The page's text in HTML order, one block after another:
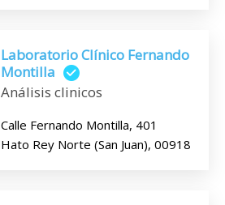
Laboratorio Clínico Fernando
Montilla
Análisis clinicos
Calle Fernando Montilla, 401
Hato Rey Norte (San Juan), 00918